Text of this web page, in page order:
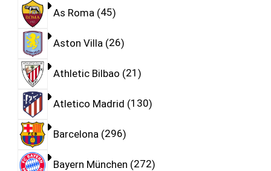
As Roma 45
Aston Villa 26
Athletic Bilbao 21
Atletico Madrid 130
Barcelona 296
Bayern München 272